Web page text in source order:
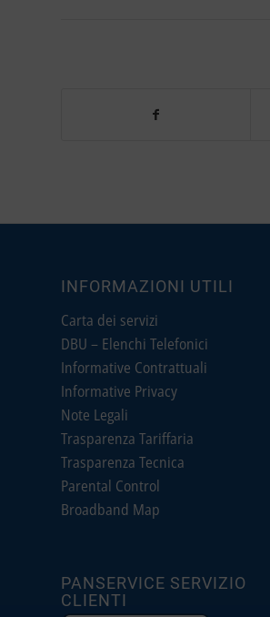
INFORMAZIONI UTILI
Carta dei servizi
DBU – Elenchi Telefonici
Informative Contrattuali
Informative Privacy
Note Legali
Trasparenza Tariffaria
Trasparenza Tecnica
Parental Control
Broadband Map
PANSERVICE SERVIZIO
CLIENTI